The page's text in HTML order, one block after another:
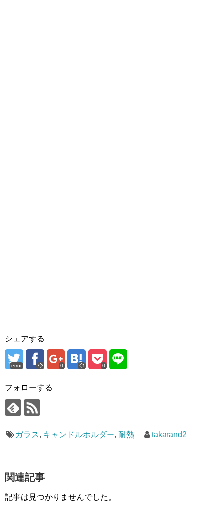
シェアする
error 0 0
フォローする
ガラス, キャンドルホルダー, 耐熱 takarand2
関連記事
記事は見つかりませんでした。